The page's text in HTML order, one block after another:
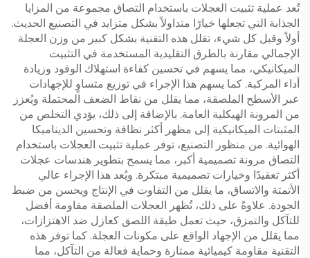
تُعد عملية تثبيت العجلات باستخدام التصاق مجموعة من المزايا
الجذابة التي تجعلها خيارًا متداولاً بشكل متزايد في التصنيع الحديث.
أولاً وقبل كل شيء، تقلل هذه التقنية بشكل كبير من وزن العجلة
الإجمالي مقارنة بالطرق التقليدية المستخدمة في التثبيت
الميكانيكي، مما يسهم في تحسين كفاءة استهلاك الوقود وزيادة
أداء المركبة. كما يسهم هذا الإجراء في توزيع متساوٍ للإجهادات
عبر الأسطح الملصقة، مما يقلل من نقاط الضعف المحتملة ويُعزز
من المرونة الهيكلية العامة. بالإضافة إلى ذلك، يؤدي التخلص من
المثبتات الميكانيكية إلى مظهر أكثر نظافة وتحسين الديناميكا
الهوائية. من منظور التصنيع، توفر عملية تثبيت العجلات باستخدام
التصاق مرونة تصميمية أكبر، مما يسمح بتطوير هندسات عجلات
أكثر تعقيدًا وخيارات تصميمية مبتكرة. ويُعد هذا الإجراء عالي
الأتمتة والاتساق، ما يقلل من التفاوت في الإنتاج ويحسن من ضبط
الجودة. علاوةً على ذلك، تُظهر العجلات الملصقة مقاومة أفضل
للتآكل والتمزق، حيث تعمل طبقة اللصق كعازل ضد الاهتزازات،
مما يقلل من الإجهاد الواقع على مكونات العجلة. كما توفر هذه
التقنية مقاومة كيميائية ممتازة وحماية فعالة من التآكل، مما